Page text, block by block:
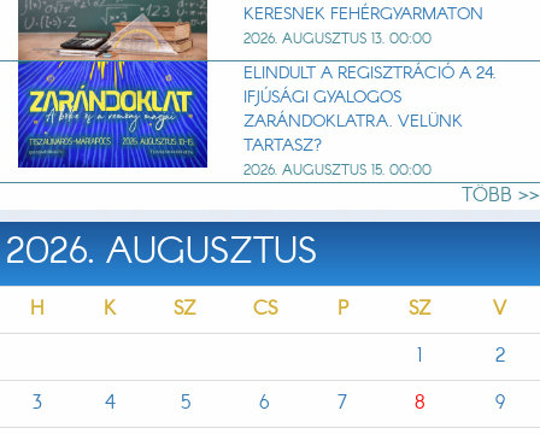
KERESNEK FEHÉRGYARMATON
2026. AUGUSZTUS 13. 00:00
ELINDULT A REGISZTRÁCIÓ A 24.
IFJÚSÁGI GYALOGOS
ZARÁNDOKLATRA. VELÜNK
TARTASZ?
2026. AUGUSZTUS 15. 00:00
TÖBB >>
2026. AUGUSZTUS
H K SZ CS P SZ
V
1
2
3
4 5 6 7 8
9